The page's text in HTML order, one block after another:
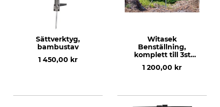
Sättverktyg,
bambustav
1 450,00 kr
Witasek
Benställning,
komplett till 3st
barkborrefällor
1 200,00 kr